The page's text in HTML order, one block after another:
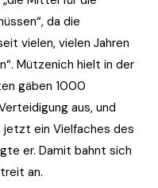
da die
vielen, vielen Jahren
Mützenich hielt in der
gäben 1000
aus, und
ein Vielfaches des
er. Damit bahnt sich
an.